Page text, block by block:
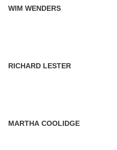
WIM WENDERS
RICHARD LESTER
MARTHA COOLIDGE